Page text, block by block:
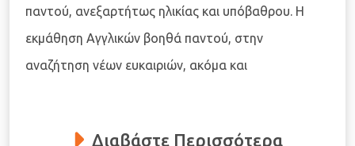
παντού, ανεξαρτήτως ηλικίας και υπόβαθρου. Η
εκμάθηση Αγγλικών βοηθά παντού, στην
αναζήτηση νέων ευκαιριών, ακόμα και
Διαβάστε Περισσότερα